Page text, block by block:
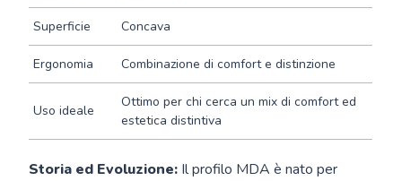
Superficie Concava
Ergonomia Combinazione di comfort e distinzione
Uso ideale
Ottimo per chi cerca un mix di comfort ed
estetica distintiva
Storia ed Evoluzione: Il profilo MDA è nato per